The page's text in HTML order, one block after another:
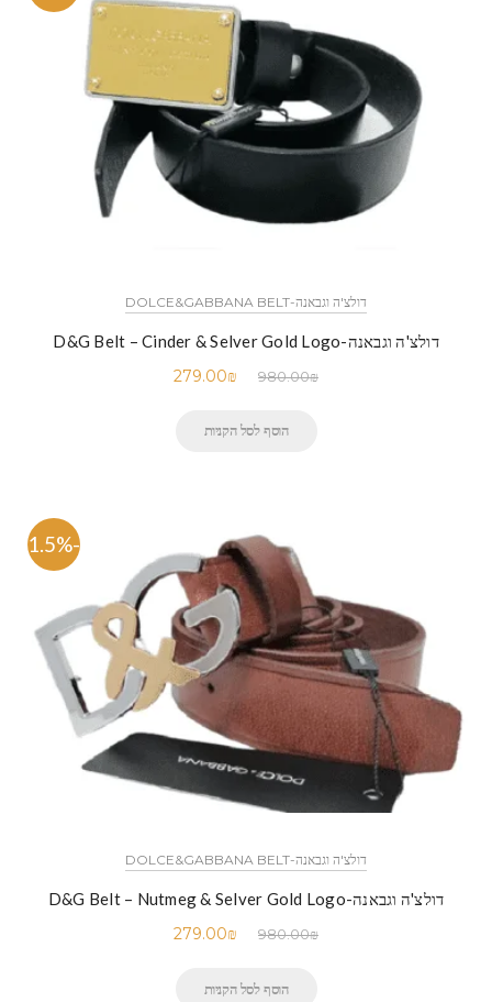
דולצ'ה וגבאנה-DOLCE&GABBANA BELT
דולצ'ה וגבאנה-D&G Belt – Cinder & Selver Gold Logo
980.00₪
279.00₪
הוסף לסל הקניות
-71.5%
דולצ'ה וגבאנה-DOLCE&GABBANA BELT
דולצ'ה וגבאנה-D&G Belt – Nutmeg & Selver Gold Logo
980.00₪
279.00₪
הוסף לסל הקניות